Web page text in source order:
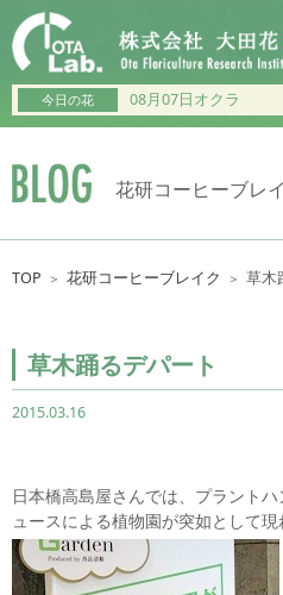
今日の花 08月07日オクラ
花研コーヒーブレ
TOP ＞ 花研コーヒーブレイク ＞ 草木
草木踊るデパート
2015.03.16
日本橋高島屋さんでは、プラント
ュースによる植物園が突如として現